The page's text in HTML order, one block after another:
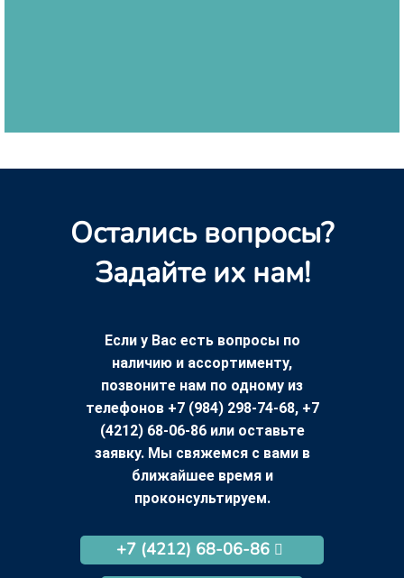
Остались вопросы?
Задайте их нам!
Если у Вас есть вопросы по
наличию и ассортименту,
позвоните нам по одному из
телефонов +7 (984) 298-74-68, +7
(4212) 68-06-86 или оставьте
заявку. Мы свяжемся с вами в
ближайшее время и
проконсультируем.
+7 (4212) 68-06-86